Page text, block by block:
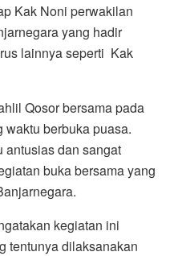
Kak Noni perwakilan
yang hadir
lainnya seperti Kak
Qosor bersama pada
berbuka puasa.
antusias dan sangat
buka bersama yang
kegiatan ini
tentunya dilaksanakan